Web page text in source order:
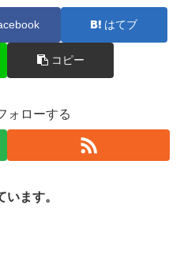
はてブ
コピー
ォローする
ます。